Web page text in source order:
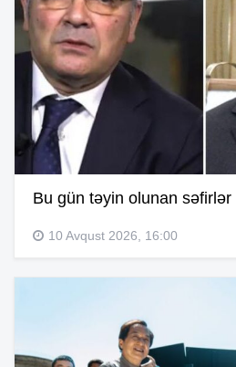
Bu gün təyin olunan
10 Avqust 2026, 16:00